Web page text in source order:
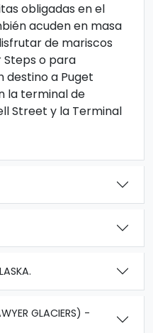
obligadas en el
acuden en masa
de mariscos
Steps o para
a Puget
la terminal de
Street y la Terminal
GLACIERS) -